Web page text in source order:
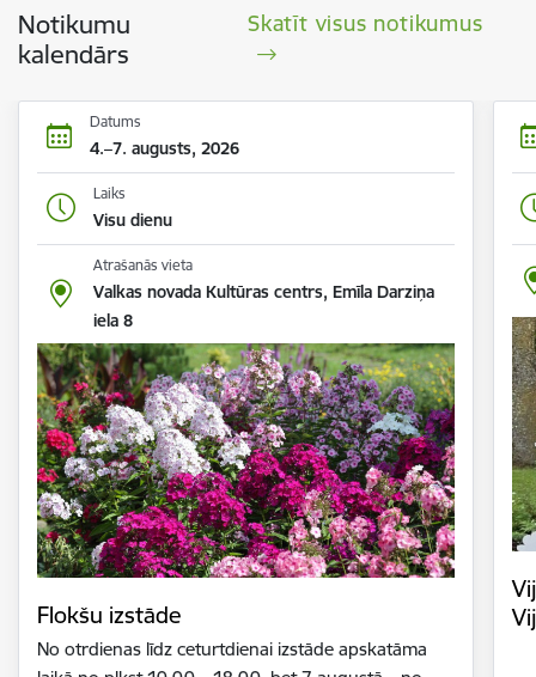
Notikumu
kalendārs
Skatīt visus notikumus
Datums
4.–7. augusts, 2026
Laiks
Visu dienu
Atrašanās vieta
Valkas novada Kultūras centrs, Emīla Darziņa
iela 8
Flokšu izstāde
No otrdienas līdz ceturtdienai izstāde apskatāma